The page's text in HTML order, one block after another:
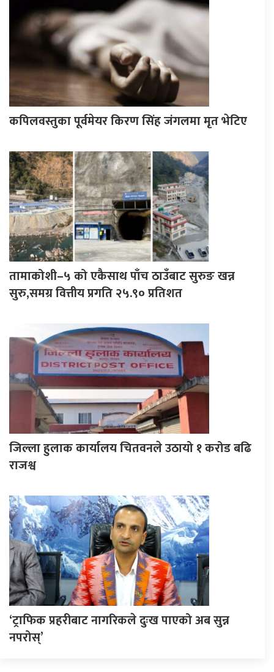
कपिलवस्तुका पूर्वमेयर किरण सिंह जंगलमा मृत भेटिए
तामाकोशी–५ को एकैसाथ पाँच ठाउँबाट सुरुङ खन्न
सुरु,समग्र वित्तीय प्रगति २५.९० प्रतिशत
जिल्ला हुलाक कार्यालय चितवनले उठायो १ करोड बढि
राजश्व
‘ट्राफिक प्रहरीबाट नागरिकले दुःख पाएको अब सुन्न
नपरोस्’